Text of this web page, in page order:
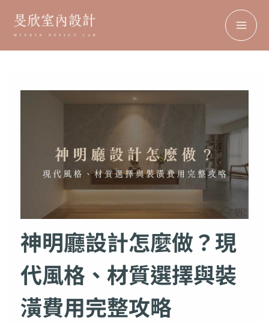
神明廳設計怎麼做？現
代風格、材質選擇與裝
潢費用完整攻略
搜
尋